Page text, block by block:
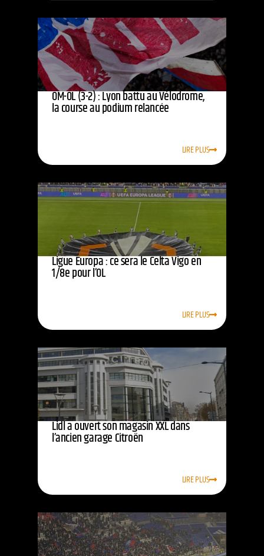
OM-OL (3-2) : Lyon battu au Vélodrome,
la course au podium relancée
LIRE PLUS
Ligue Europa : ce sera le Celta Vigo en
1/8e pour l’OL
LIRE PLUS
Lidl a ouvert son magasin XXL dans
l’ancien garage Citroën
LIRE PLUS